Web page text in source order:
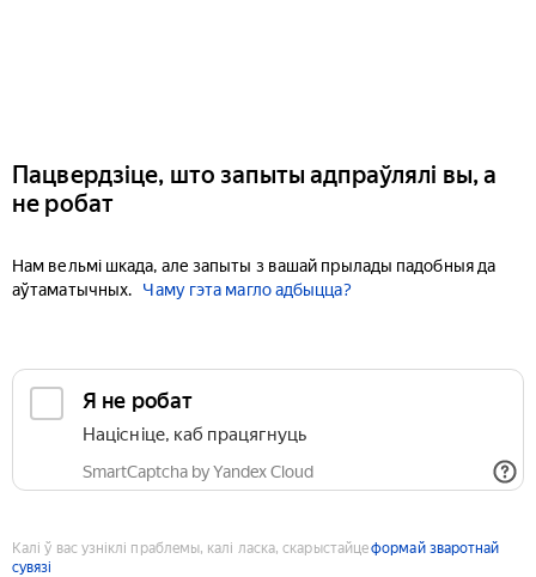
Пацвердзіце, што запыты адпраўлялі вы, а
не робат
Нам вельмі шкада, але запыты з вашай прылады падобныя да
аўтаматычных.
Чаму гэта магло адбыцца?
Я не робат
Націсніце, каб працягнуць
SmartCaptcha by Yandex Cloud
Калі ў вас узніклі праблемы, калі ласка, скарыстайцеформай зваротнай
сувязі